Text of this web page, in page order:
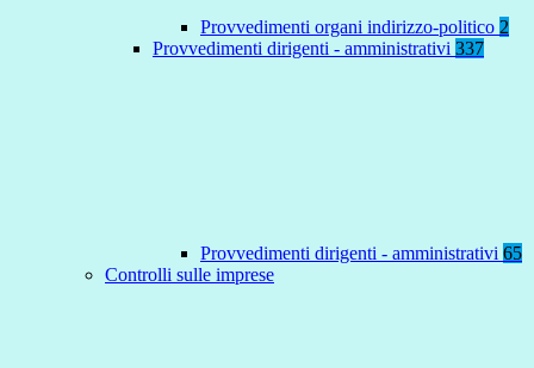
Provvedimenti organi indirizzo-politico 2
Provvedimenti dirigenti - amministrativi 337
Provvedimenti dirigenti - amministrativi 65
Controlli sulle imprese